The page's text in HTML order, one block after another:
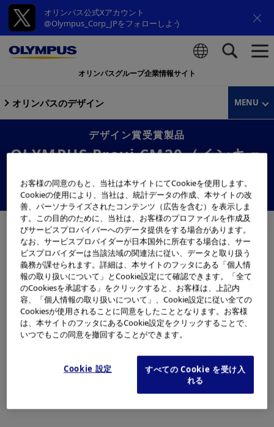
オリンパス公式Xアカウント
@Olympus_Corp_JPをフォローしよう
オリンパスグループ企業情報サイト
オリンパスのデザイン MENU
デザイン賞受賞製品
OLYMPUS Provi CM20（インキュ
ベーションモニタリングシステ
ム）
お客様の同意のもと、当社は本サイトにてCookieを使用します。
Cookieの使用により、当社は、統計データの作成、本サイトの改
善、パーソナライズされたコンテンツ（広告を含む）を表示しま
す。この目的のために、当社は、お客様のプロファイルを作成及
びサービスプロバイバーへのデータ提供をする場合があります。
なお、サービスプロバイダーが日本国外に所在する場合は、サー
ビスプロバイダーは当該法域の関連法に従い、データと取り扱う
義務が課せられます。詳細は、本サイトのフッタにある「個人情
報の取り扱いについて」とCookie設定にて確認できます。「全て
のCookiesを承認する」をクリックすると、お客様は、上記内
容、「個人情報の取り扱いについて」、Cookie設定に従い全ての
Cookiesが使用されることに同意をしたこととなります。お客様
は、本サイトのフッタにあるCookie設定をクリックすることで、
いつでもこの同意を撤回することができます。
Cookie 設定
すべての Cookie を受け入
れる